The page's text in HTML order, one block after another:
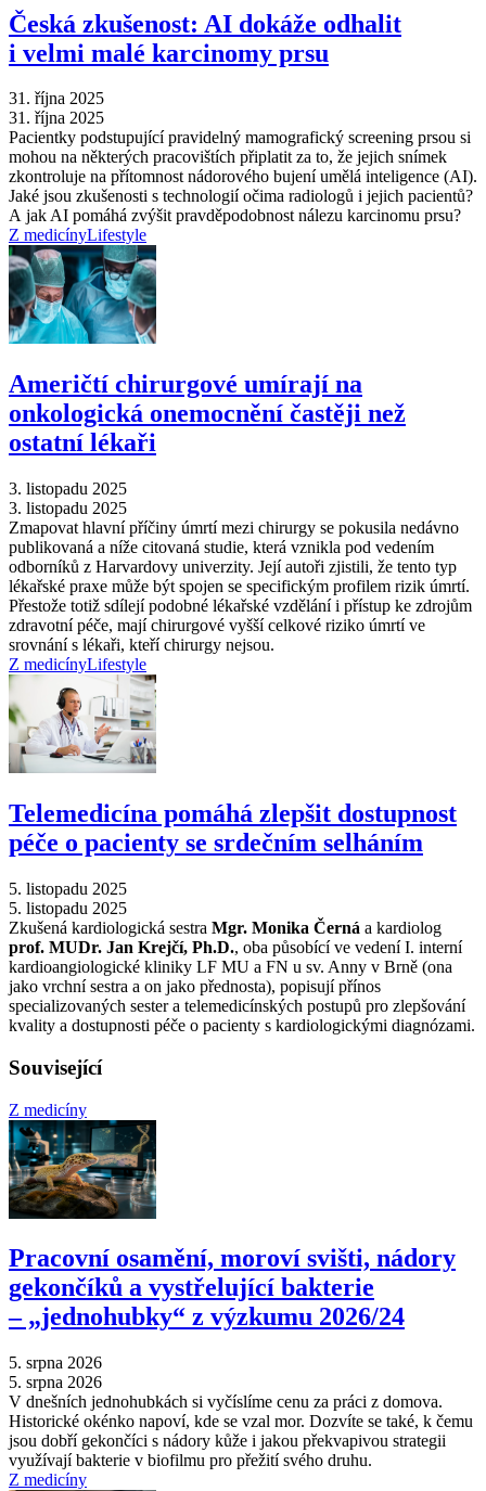
Česká zkušenost: AI dokáže odhalit
i velmi malé karcinomy prsu
31. října 2025
31. října 2025
Pacientky podstupující pravidelný mamografický screening prsou si
mohou na některých pracovištích připlatit za to, že jejich snímek
zkontroluje na přítomnost nádorového bujení umělá inteligence (AI).
Jaké jsou zkušenosti s technologií očima radiologů i jejich pacientů?
A jak AI pomáhá zvýšit pravděpodobnost nálezu karcinomu prsu?
Z medicínyLifestyle
Američtí chirurgové umírají na
onkologická onemocnění častěji než
ostatní lékaři
3. listopadu 2025
3. listopadu 2025
Zmapovat hlavní příčiny úmrtí mezi chirurgy se pokusila nedávno
publikovaná a níže citovaná studie, která vznikla pod vedením
odborníků z Harvardovy univerzity. Její autoři zjistili, že tento typ
lékařské praxe může být spojen se specifickým profilem rizik úmrtí.
Přestože totiž sdílejí podobné lékařské vzdělání i přístup ke zdrojům
zdravotní péče, mají chirurgové vyšší celkové riziko úmrtí ve
srovnání s lékaři, kteří chirurgy nejsou.
Z medicínyLifestyle
Telemedicína pomáhá zlepšit dostupnost
péče o pacienty se srdečním selháním
5. listopadu 2025
5. listopadu 2025
Zkušená kardiologická sestra Mgr. Monika Černá a kardiolog
prof. MUDr. Jan Krejčí, Ph.D., oba působící ve vedení I. interní
kardioangiologické kliniky LF MU a FN u sv. Anny v Brně (ona
jako vrchní sestra a on jako přednosta), popisují přínos
specializovaných sester a telemedicínských postupů pro zlepšování
kvality a dostupnosti péče o pacienty s kardiologickými diagnózami.
Související
Z medicíny
Pracovní osamění, moroví svišti, nádory
gekončíků a vystřelující bakterie
–⁠ „jednohubky“ z výzkumu 2026/24
5. srpna 2026
5. srpna 2026
V dnešních jednohubkách si vyčíslíme cenu za práci z domova.
Historické okénko napoví, kde se vzal mor. Dozvíte se také, k čemu
jsou dobří gekončíci s nádory kůže i jakou překvapivou strategii
využívají bakterie v biofilmu pro přežití svého druhu.
Z medicíny